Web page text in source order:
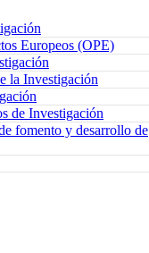
Europeos (OPE)
la Investigación
de Investigación
fomento y desarrollo de